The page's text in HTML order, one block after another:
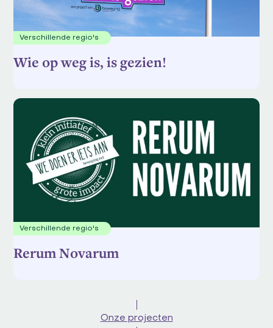
Verschillende regio's
Wie op weg is, is gezien!
Verschillende regio's
Rerum Novarum
Onze projecten